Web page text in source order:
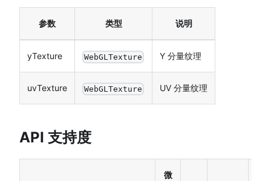
参数 类型 说明
yTexture WebGLTexture Y 分量纹理
uvTexture WebGLTexture UV 分量纹理
API 支持度
微